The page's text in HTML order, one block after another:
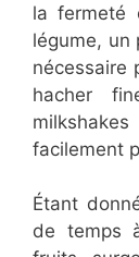
la
légume, un
nécessaire
hacher
facilement
Étant
de temps